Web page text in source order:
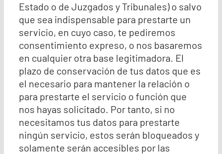
Estado o de Juzgados y Tribunales) o salvo
que sea indispensable para prestarte un
servicio, en cuyo caso, te pediremos
consentimiento expreso, o nos basaremos
en cualquier otra base legitimadora. El
plazo de conservación de tus datos que es
el necesario para mantener la relación o
para prestarte el servicio o función que
nos hayas solicitado. Por tanto, si no
necesitamos tus datos para prestarte
ningún servicio, estos serán bloqueados y
solamente serán accesibles por las